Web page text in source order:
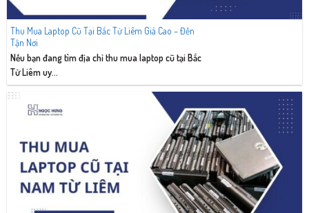
Thu Mua Laptop Cũ Tại Bắc Từ Liêm Giá Cao – Đến
Tận Nơi
Nếu bạn đang tìm địa chỉ thu mua laptop cũ tại Bắc
Từ Liêm uy...